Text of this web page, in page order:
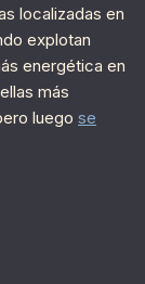
localizadas en
explotan
energética en
más
luego se